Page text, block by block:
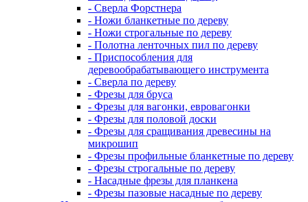
- Сверла Форстнера
- Ножи бланкетные по дереву
- Ножи строгальные по дереву
- Полотна ленточных пил по дереву
- Приспособления для
деревообрабатывающего инструмента
- Сверла по дереву
- Фрезы для бруса
- Фрезы для вагонки, евровагонки
- Фрезы для половой доски
- Фрезы для сращивания древесины на
микрошип
- Фрезы профильные бланкетные по дереву
- Фрезы строгальные по дереву
- Насадные фрезы для планкена
- Фрезы пазовые насадные по дереву